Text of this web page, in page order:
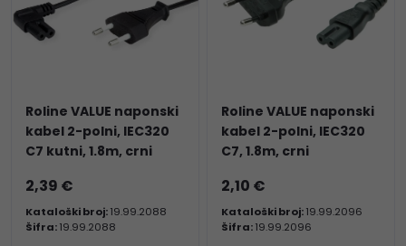
Roline VALUE naponski
kabel 2-polni, IEC320
C7 kutni, 1.8m, crni
2,39 €
Kataloški broj:19.99.2088
Šifra:19.99.2088
Roline VALUE naponski
kabel 2-polni, IEC320
C7, 1.8m, crni
2,10 €
Kataloški broj:19.99.2096
Šifra:19.99.2096